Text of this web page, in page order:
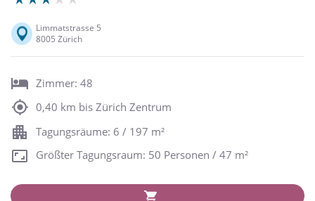
Limmatstrasse 5
8005 Zürich
Zimmer: 48
0,40 km bis Zürich Zentrum
Tagungsräume: 6 / 197 m²
Größter Tagungsraum: 50 Personen / 47 m²